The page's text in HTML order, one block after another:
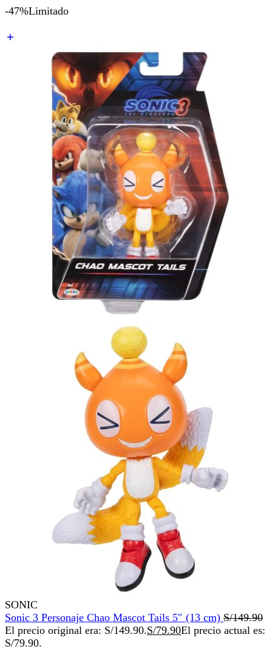
-47%Limitado
SONIC
Sonic 3 Personaje Chao Mascot Tails 5″ (13 cm) S/149.90
El precio original era: S/149.90.S/79.90El precio actual es:
S/79.90.